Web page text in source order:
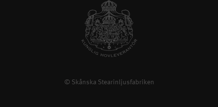
© Skånska Stearinljusfabriken